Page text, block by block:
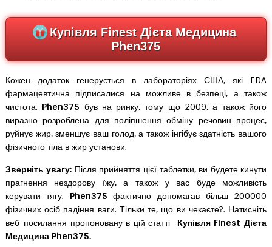
Купівля Finest Дієта Медицина
Phen375
Кожен додаток генерується в лабораторіях США, які FDA
фармацевтична підписалися на можливе в безпеці, а також
чистота. Phen375 був на ринку, тому що 2009, а також його
виразно розроблена для поліпшення обміну речовин процес,
руйнує жир, зменшує ваш голод, а також інгібує здатність вашого
фізичного тіла в жир установи.
Зверніть увагу: Після прийняття цієї таблетки, ви будете кинути
прагнення нездорову їжу, а також у вас буде можливість
керувати тягу. Phen375 фактично допомагав більш 200000
фізичних осіб падіння ваги. Тільки те, що ви чекаєте?. Натисніть
веб-посилання пропоновану в цій статті Купівля Finest Дієта
Медицина Phen375.